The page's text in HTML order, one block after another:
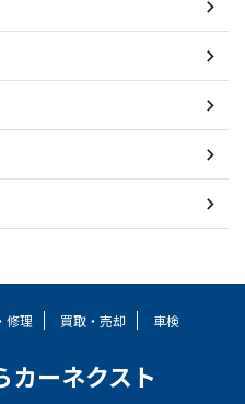
修理 買取・売却 車検
カーネクスト